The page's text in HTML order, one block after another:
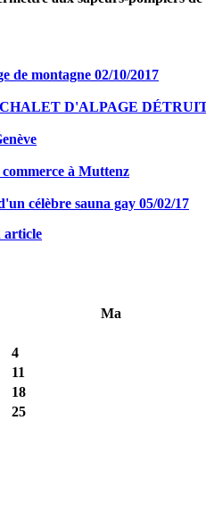
de montagne 02/10/2017
D'ALPAGE
à Muttenz
célèbre sauna gay 05/02/17
article
Ma
4
11
18
25